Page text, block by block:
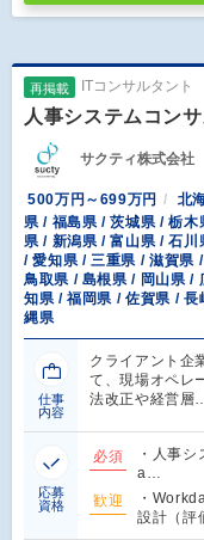
再掲載 ITコンサルタント
人事システムコン
サクティ株式会社
500万円～699万円
北
県 / 福島県 / 茨城県 / 栃木
県 / 新潟県 / 富山県 / 石
/ 愛知県 / 三重県 / 滋賀県
鳥取県 / 島根県 / 岡山県 /
知県 / 福岡県 / 佐賀県 /
縄県
仕事
内容
クライアント企
て、現場オペレ
法改正や経営層…
応募
資格
必須
・人事
a…
歓迎
・
設計（評